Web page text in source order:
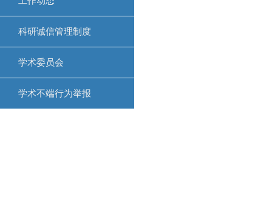
科研诚信管理制度
学术委员会
学术不端行为举报